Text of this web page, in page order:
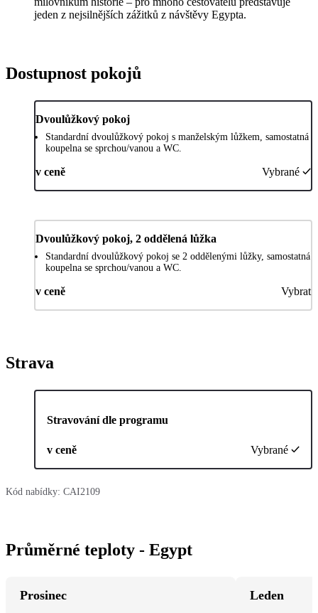
jeden z nejsilnějších zážitků z návštěvy Egypta.
Dostupnost pokojů
Dvoulůžkový pokoj
Standardní dvoulůžkový pokoj s manželským lůžkem, samostatná
koupelna se sprchou/vanou a WC.
v ceně Vybrané
Dvoulůžkový pokoj, 2 oddělená lůžka
Standardní dvoulůžkový pokoj se 2 oddělenými lůžky, samostatná
koupelna se sprchou/vanou a WC.
v ceně Vybrat
Strava
Stravování dle programu
v ceně Vybrané
Kód nabídky: CAI2109
Průměrné teploty - Egypt
Prosinec
Leden